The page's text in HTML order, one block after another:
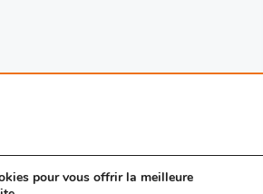
pour vous offrir la meilleure